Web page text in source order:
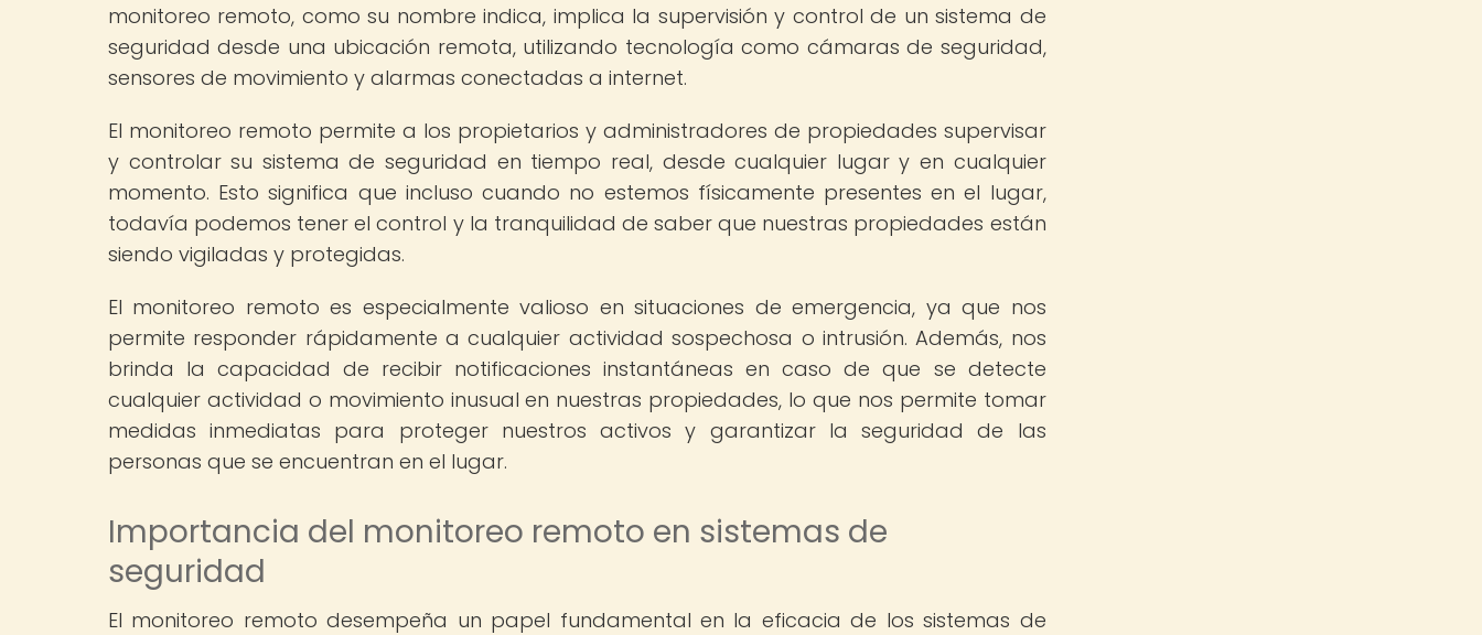
monitoreo remoto, como su nombre indica, implica la supervisión y control de un sistema de
seguridad desde una ubicación remota, utilizando tecnología como cámaras de seguridad,
sensores de movimiento y alarmas conectadas a internet.
El monitoreo remoto permite a los propietarios y administradores de propiedades supervisar
y controlar su sistema de seguridad en tiempo real, desde cualquier lugar y en cualquier
momento. Esto significa que incluso cuando no estemos físicamente presentes en el lugar,
todavía podemos tener el control y la tranquilidad de saber que nuestras propiedades están
siendo vigiladas y protegidas.
El monitoreo remoto es especialmente valioso en situaciones de emergencia, ya que nos
permite responder rápidamente a cualquier actividad sospechosa o intrusión. Además, nos
brinda la capacidad de recibir notificaciones instantáneas en caso de que se detecte
cualquier actividad o movimiento inusual en nuestras propiedades, lo que nos permite tomar
medidas inmediatas para proteger nuestros activos y garantizar la seguridad de las
personas que se encuentran en el lugar.
Importancia del monitoreo remoto en sistemas de
seguridad
El monitoreo remoto desempeña un papel fundamental en la eficacia de los sistemas de